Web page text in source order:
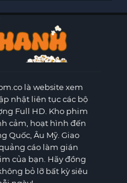
là website xem
nhật liên tục các bộ
Full HD. Kho phim
cảm, hoạt hình đến
Quốc, Âu Mỹ. Giao
cáo làm gián
của bạn. Hãy đồng
bỏ lỡ bất kỳ siêu